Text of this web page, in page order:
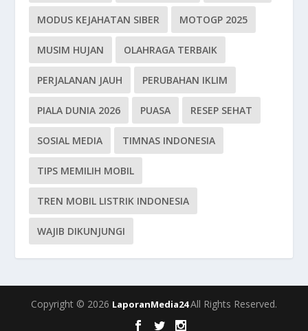
MODUS KEJAHATAN SIBER MOTOGP 2025
MUSIM HUJAN OLAHRAGA TERBAIK
PERJALANAN JAUH PERUBAHAN IKLIM
PIALA DUNIA 2026 PUASA RESEP SEHAT
SOSIAL MEDIA TIMNAS INDONESIA
TIPS MEMILIH MOBIL
TREN MOBIL LISTRIK INDONESIA
WAJIB DIKUNJUNGI
Copyright © 2026 LaporanMedia24All Rights Reserved.